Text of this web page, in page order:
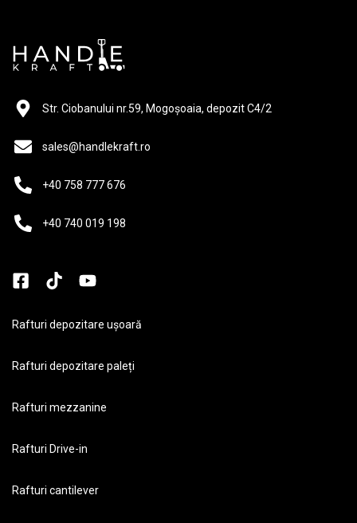
Str. Ciobanului nr.59, Mogoșoaia, depozit C4/2
sales@handlekraft.ro
+40 758 777 676
+40 740 019 198
Rafturi depozitare ușoară
Rafturi depozitare paleți
Rafturi mezzanine
Rafturi Drive-in
Rafturi cantilever